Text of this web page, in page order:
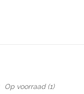
Op voorraad(1)